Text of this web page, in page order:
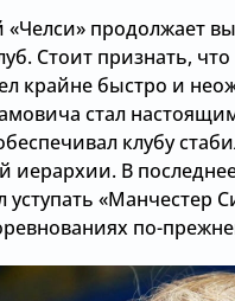
продолжает
Стоит признать,
крайне быстро и
стал
клубу
иерархии. В
уступать «Манчестер
по-